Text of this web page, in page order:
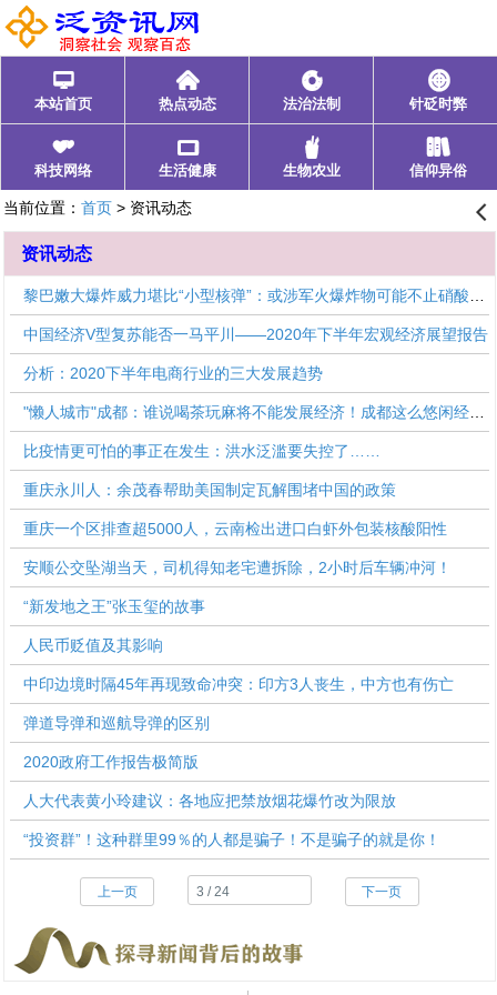
󰂑
本站首页
󰄫
热点动态
󰁍
法治法制
󰃓
针砭时弊
󰁩
科技网络
󰁰
生活健康
󰂺
生物农业
󰃊
信仰异俗
当前位置： 首页> 资讯动态 󰊒
资讯动态
中国经济V型复苏能否一马平川——2020年下半年宏观经济展望报告
分析：2020下半年电商行业的三大发展趋势
比疫情更可怕的事正在发生：洪水泛滥要失控了……
重庆永川人：余茂春帮助美国制定瓦解围堵中国的政策
重庆一个区排查超5000人，云南检出进口白虾外包装核酸阳性
安顺公交坠湖当天，司机得知老宅遭拆除，2小时后车辆冲河！
“新发地之王”张玉玺的故事
人民币贬值及其影响
中印边境时隔45年再现致命冲突：印方3人丧生，中方也有伤亡
弹道导弹和巡航导弹的区别
2020政府工作报告极简版
人大代表黄小玲建议：各地应把禁放烟花爆竹改为限放
“投资群”！这种群里99％的人都是骗子！不是骗子的就是你！
上一页 下一页